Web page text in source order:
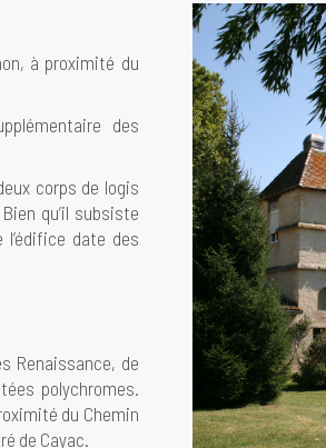
à proximité du
des
corps de logis
qu’il subsiste
date des
Renaissance, de
polychromes.
du Chemin
de Cayac.